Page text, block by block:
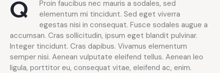
Q
Proin faucibus nec mauris a sodales, sed
elementum mi tincidunt. Sed eget viverra
egestas nisi in consequat. Fusce sodales augue a
accumsan. Cras sollicitudin, ipsum eget blandit pulvinar.
Integer tincidunt. Cras dapibus. Vivamus elementum
semper nisi. Aenean vulputate eleifend tellus. Aenean leo
ligula, porttitor eu, consequat vitae, eleifend ac, enim.